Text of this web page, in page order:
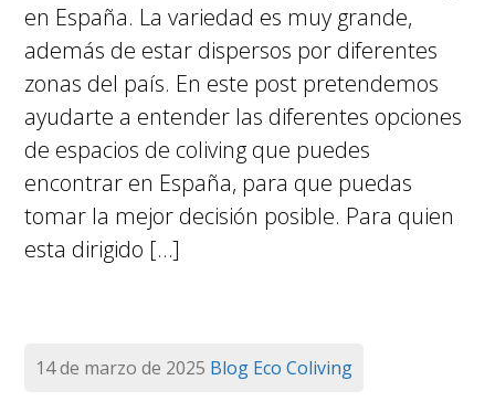
en España. La variedad es muy grande,
además de estar dispersos por diferentes
zonas del país. En este post pretendemos
ayudarte a entender las diferentes opciones
de espacios de coliving que puedes
encontrar en España, para que puedas
tomar la mejor decisión posible. Para quien
esta dirigido […]
14 de marzo de 2025 Blog Eco Coliving